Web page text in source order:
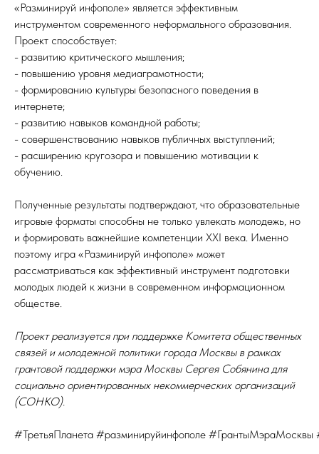
«Разминируй инфополе» является эффективным
инструментом современного неформального образования.
Проект способствует:
- развитию критического мышления;
- повышению уровня медиаграмотности;
- формированию культуры безопасного поведения в
интернете;
- развитию навыков командной работы;
- совершенствованию навыков публичных выступлений;
- расширению кругозора и повышению мотивации к
обучению.
Полученные результаты подтверждают, что образовательные
игровые форматы способны не только увлекать молодежь, но
и формировать важнейшие компетенции XXI века. Именно
поэтому игра «Разминируй инфополе» может
рассматриваться как эффективный инструмент подготовки
молодых людей к жизни в современном информационном
обществе.
Проект реализуется при поддержке Комитета общественных
связей и молодежной политики города Москвы в рамках
грантовой поддержки мэра Москвы Сергея Собянина для
социально ориентированных некоммерческих организаций
(СОНКО).
#ТретьяПланета #разминируйинфополе